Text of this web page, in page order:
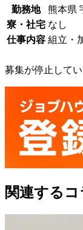
勤務地
熊本県
寮・社宅 なし
仕事内容 組立・
募集が停止して
関連するコ